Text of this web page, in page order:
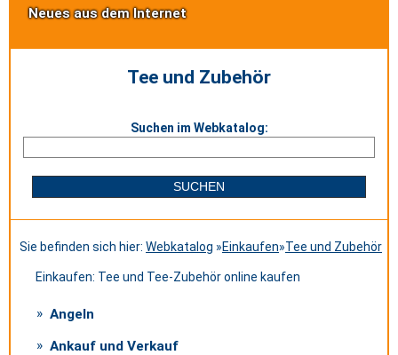
Neues aus dem Internet
Tee und Zubehör
Suchen im Webkatalog:
Sie befinden sich hier: Webkatalog »Einkaufen»Tee und Zubehör
Einkaufen: Tee und Tee-Zubehör online kaufen
Angeln
Ankauf und Verkauf